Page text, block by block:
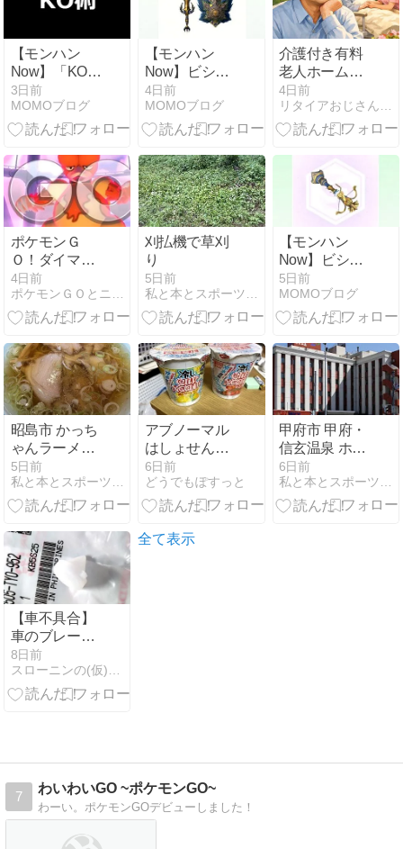
【モンハン
Now】「KO
術」のスキル
効果と発動す
る防具 / 与え
に応じたダメ
ージを与える
「ダブルイン
パクト」と相
性が良い
3日前
MOMOブログ
【モンハン
Now】ビシュ
テンゴの片手
剣「大天具・
伏剣フドウ」
や攻撃活性な
どのスキルを
付けられる装
備構成例
4日前
MOMOブログ
介護付き有料
老人ホームで
よかった
4日前
リタイアおじさんのシニアライフ
ポケモンＧ
Ｏ！ダイマッ
クスブーバー
はソロで倒せ
る？
4日前
ポケモンＧＯとニンテンドークラッシックミニ
刈払機で草刈
り
5日前
私と本とスポーツジム
【モンハン
Now】ビシュ
テンゴのライ
トボウガン
「大天具・花
テップショッ
ト）に回避装
填や追い打ち
【麻痺】、麻
痺属性強化な
どのスキルを
付けられる装
備構成例
5日前
MOMOブログ
昭島市 かっち
ゃんラーメン
拝島店
5日前
私と本とスポーツジム
アブノーマル
はしょせんア
ブノーマル
6日前
どうでもぽすっと
甲府市 甲府・
信玄温泉 ホテ
ル 1-2-3
2026/07/31～
2026/08/01
6日前
私と本とスポーツジム
【車不具合】
車のブレーキ
ランプが消え
ない?!【ペダ
ルストッパ
8日前
スローニンの(仮)ブログ
全て表示
7
わいわいGO ~ポケモンGO~
わーい。ポケモンGOデビューしました！